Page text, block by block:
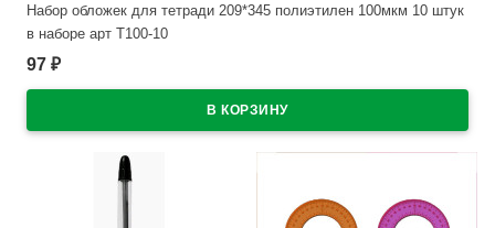
Набор обложек для тетради 209*345 полиэтилен 100мкм 10 штук
в наборе арт Т100-10
В наличии
97 ₽